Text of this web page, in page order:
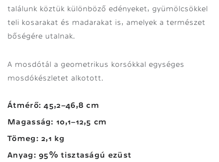
találunk köztük különböző edényeket, gyümölcsökkel
teli kosarakat és madarakat is, amelyek a természet
bőségére utalnak.
A mosdótál a geometrikus korsókkal egységes
mosdókészletet alkotott.
Átmérő: 45,2–46,8 cm
Magasság: 10,1–12,5 cm
Tömeg: 2,1 kg
Anyag: 95% tisztaságú ezüst